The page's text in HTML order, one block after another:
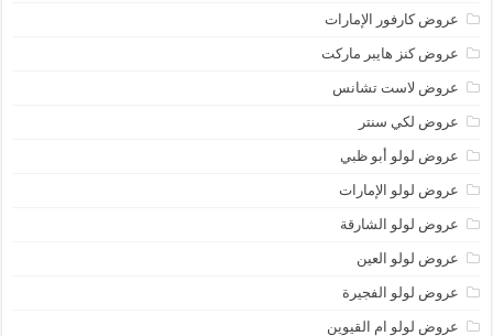
عروض كارفور الإمارات
عروض كنز هايبر ماركت
عروض لاست تشانس
عروض لكي سنتر
عروض لولو أبو ظبي
عروض لولو الإمارات
عروض لولو الشارقة
عروض لولو العين
عروض لولو الفجيرة
عروض لولو ام القيوين